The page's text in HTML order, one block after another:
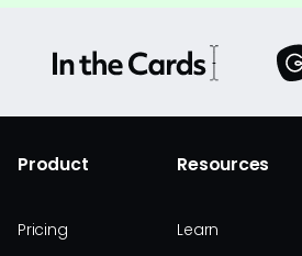
Product
Pricing
Resources
Learn